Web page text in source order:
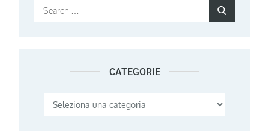
Search
CATEGORIE
Categorie